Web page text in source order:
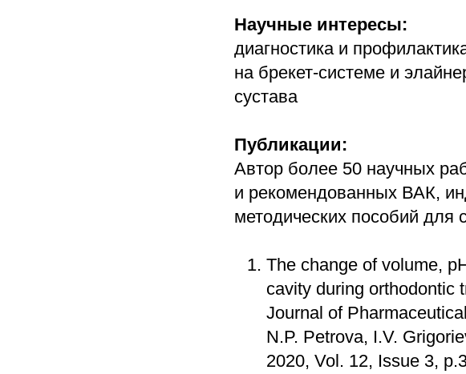
Научные интересы:
диагностика и
на брекет-системе и
сустава
Публикации:
Автор более 50 научных
и рекомендованных ВАК,
методических пособий для
The change of volume,
cavity during orthodontic
Journal of
N.P. Petrova, I.V.
2020, Vol. 12, Issue 3,